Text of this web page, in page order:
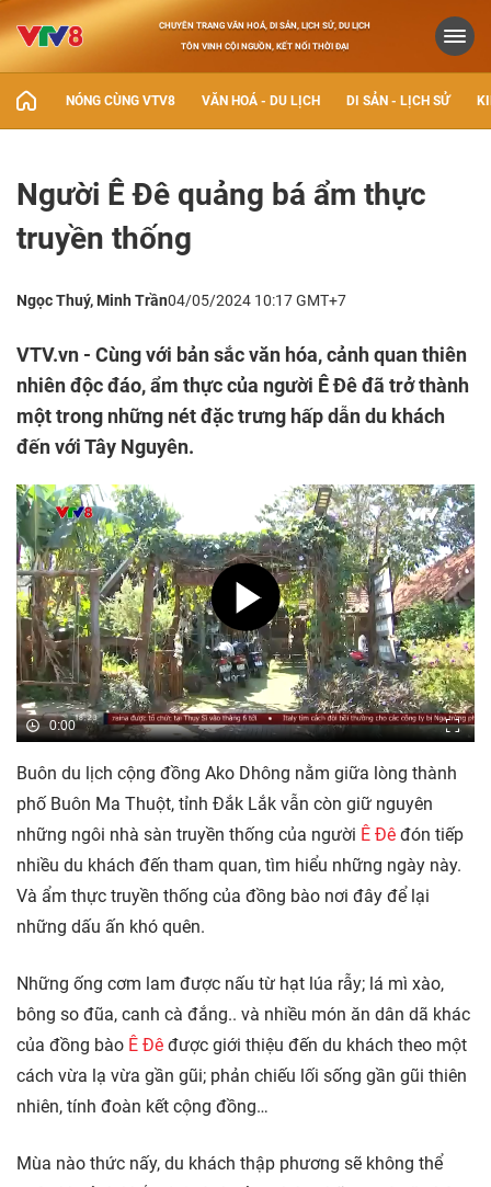
CHUYÊN TRANG VĂN HOÁ, DI SẢN, LỊCH SỬ, DU LỊCH
TÔN VINH CỘI NGUỒN, KẾT NỐI THỜI ĐẠI
NÓNG CÙNG VTV8 VĂN HOÁ - DU LỊCH DI SẢN - LỊCH SỬ
Người Ê Đê quảng bá ẩm thực
truyền thống
Ngọc Thuý, Minh Trần04/05/2024 10:17 GMT+7
VTV.vn - Cùng với bản sắc văn hóa, cảnh quan thiên
nhiên độc đáo, ẩm thực của người Ê Đê đã trở thành
một trong những nét đặc trưng hấp dẫn du khách
đến với Tây Nguyên.
0:00
Buôn du lịch cộng đồng Ako Dhông nằm giữa lòng thành
phố Buôn Ma Thuột, tỉnh Đắk Lắk vẫn còn giữ nguyên
những ngôi nhà sàn truyền thống của người Ê Đê đón tiếp
nhiều du khách đến tham quan, tìm hiểu những ngày này.
Và ẩm thực truyền thống của đồng bào nơi đây để lại
những dấu ấn khó quên.
Những ống cơm lam được nấu từ hạt lúa rẫy; lá mì xào,
bông so đũa, canh cà đắng.. và nhiều món ăn dân dã khác
của đồng bào Ê Đê được giới thiệu đến du khách theo một
cách vừa lạ vừa gần gũi; phản chiếu lối sống gần gũi thiên
nhiên, tính đoàn kết cộng đồng…
Mùa nào thức nấy, du khách thập phương sẽ không thể